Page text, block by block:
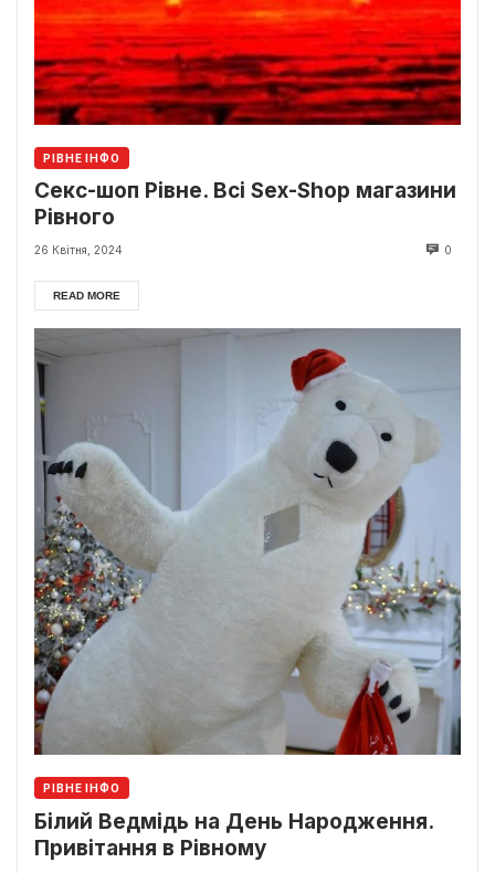
РІВНЕ ІНФО
Секс-шоп Рівне. Всі Sex-Shop магазини
Рівного
26 Квітня, 2024 0
READ MORE
РІВНЕ ІНФО
Білий Ведмідь на День Народження.
Привітання в Рівному